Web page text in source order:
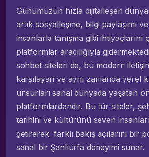
Günümüzün hızla dijitalleşen
artık sosyalleşme, bilgi paylaşımı
insanlarla tanışma gibi ihtiyaçlarını
platformlar aracılığıyla
sohbet siteleri de, bu modern
karşılayan ve aynı zamanda yerel
unsurları sanal dünyada yaşatan
platformlardandır. Bu tür siteler,
tarihini ve kültürünü seven
getirerek, farklı bakış açılarını bir
sanal bir Şanlıurfa deneyimi sunar.